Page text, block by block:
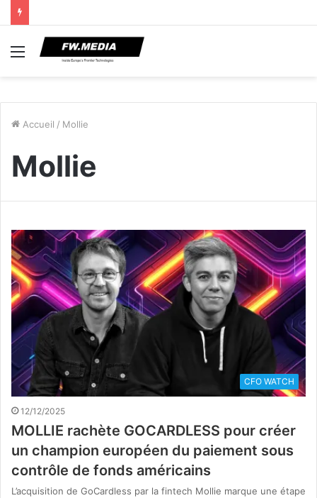
Menu
Accueil / Mollie
Mollie
CFO WATCH
12/12/2025
MOLLIE rachète GOCARDLESS pour créer
un champion européen du paiement sous
contrôle de fonds américains
L’acquisition de GoCardless par la fintech Mollie marque une étape